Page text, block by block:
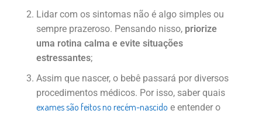
Lidar com os sintomas não é algo simples ou
sempre prazeroso. Pensando nisso, priorize
uma rotina calma e evite situações
estressantes;
Assim que nascer, o bebê passará por diversos
procedimentos médicos. Por isso, saber quais
exames são feitos no recém-nascido e entender o